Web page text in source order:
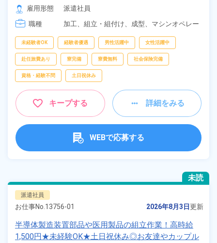
[2] 17:15～02:00
[3] 06:00～14:45
[4] 14:45～23:30
雇用形態
派遣社員
職種
加工、 組立・組付け、 成型、 マシンオペレー
未経験者OK 経験者優遇 男性活躍中 女性活躍中
赴任旅費あり 寮完備 寮費無料 社会保険完備
資格・経験不問 土日祝休み
キープする 詳細をみる
WEBで応募する
未読
派遣社員
お仕事No. 13756-01 2026年8月3日更新
半導体製造装置部品や医用製品の組立作業！高時給
1,500円★未経験OK★土日祝休み◎お友達やカップル